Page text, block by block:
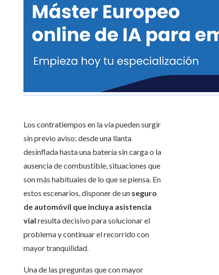
Los contratiempos en la vía pueden surgir
sin previo aviso: desde una llanta
desinflada hasta una batería sin carga o la
ausencia de combustible, situaciones que
son más habituales de lo que se piensa. En
estos escenarios, disponer de un seguro
de automóvil que incluya asistencia
vial resulta decisivo para solucionar el
problema y continuar el recorrido con
mayor tranquilidad.
Una de las preguntas que con mayor